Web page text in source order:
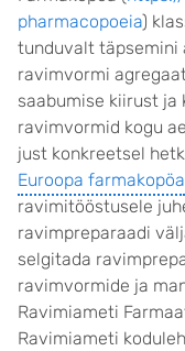
pharmacopoeia)
tunduvalt täpsemini
ravimvormi
saabumise kiirust ja
ravimvormid kogu
just konkreetsel
Euroopa farmakopöa
ravimitööstusele
ravimpreparaadi
selgitada
ravimvormide ja
Ravimiameti
Ravimiameti